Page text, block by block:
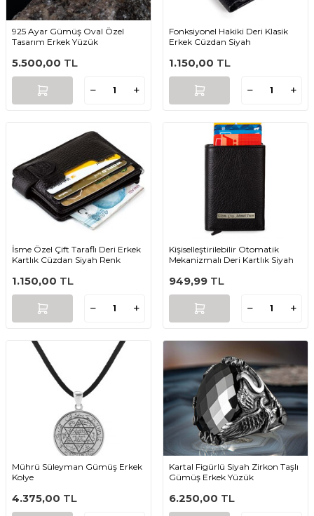
925 Ayar Gümüş Oval Özel
Tasarım Erkek Yüzük
5.500,00 TL
Fonksiyonel Hakiki Deri Klasik
Erkek Cüzdan Siyah
1.150,00 TL
İsme Özel Çift Taraflı Deri Erkek
Kartlık Cüzdan Siyah Renk
1.150,00 TL
Kişiselleştirilebilir Otomatik
Mekanizmalı Deri Kartlık Siyah
949,99 TL
Mührü Süleyman Gümüş Erkek
Kolye
4.375,00 TL
Kartal Figürlü Siyah Zirkon Taşlı
Gümüş Erkek Yüzük
6.250,00 TL